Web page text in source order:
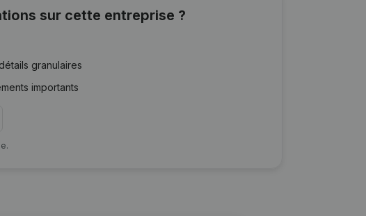
sur cette entreprise ?
granulaires
importants